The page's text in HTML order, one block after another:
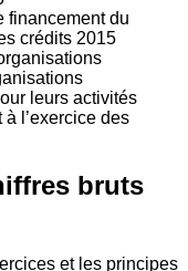
financement du
crédits 2015
leurs activités
l’exercice des
bruts
et les principes